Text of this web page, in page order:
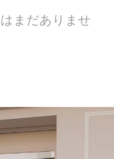
まだありませ